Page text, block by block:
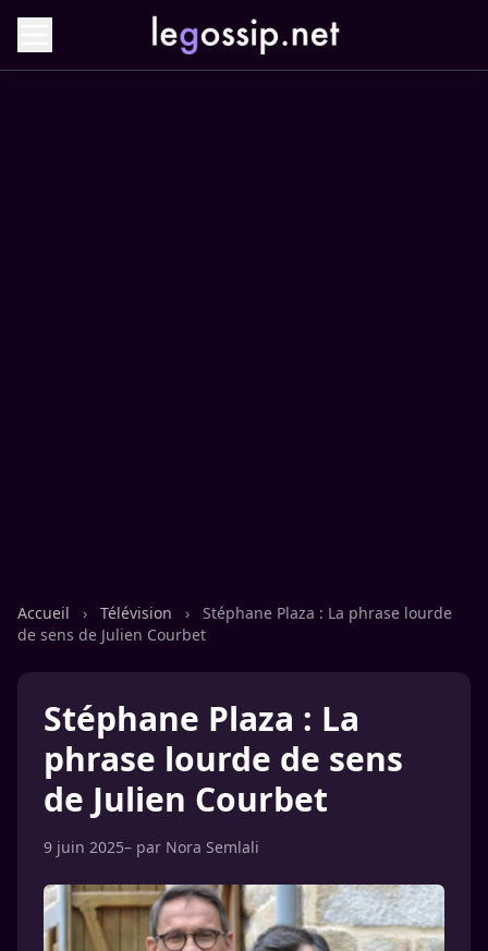
Accueil › Télévision ›
Stéphane Plaza : La phrase lourde
de sens de Julien Courbet
Stéphane Plaza : La
phrase lourde de sens
de Julien Courbet
9 juin 2025– par Nora Semlali